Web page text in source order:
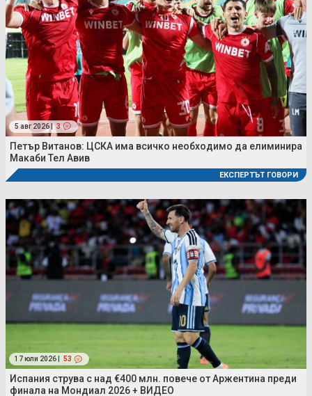
5 авг 2026 | 3
Петър Витанов: ЦСКА има всичко необходимо да елиминира
Макаби Тел Авив
ЕКСПЕРТЪТ ГОВОРИ
17 юли 2026 | 53
Испания струва с над €400 млн. повече от Аржентина преди
финала на Мондиал 2026 + ВИДЕО